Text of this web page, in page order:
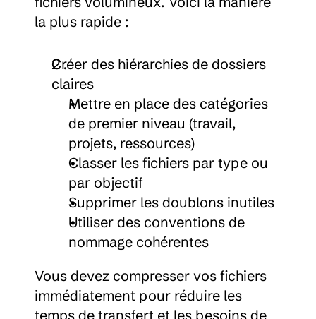
la plus rapide :
Créer des hiérarchies de dossiers
claires
Mettre en place des catégories
de premier niveau (travail,
projets, ressources)
Classer les fichiers par type ou
par objectif
Supprimer les doublons inutiles
Utiliser des conventions de
nommage cohérentes
Vous devez compresser vos fichiers
immédiatement pour réduire les
temps de transfert et les besoins de